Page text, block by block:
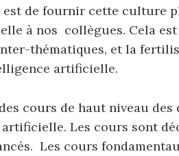
est de fournir cette culture
à nos collègues. Cela
thématiques, et la
artificielle.
cours de haut niveau des
Les cours sont
Les cours